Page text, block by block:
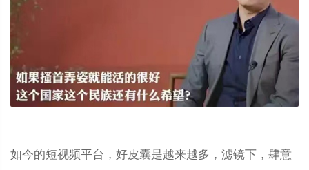
如今的短视频平台，好皮囊是越来越多，滤镜下，肆意